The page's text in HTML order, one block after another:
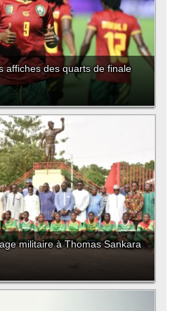
affiches des quarts de finale
militaire à Thomas Sankara